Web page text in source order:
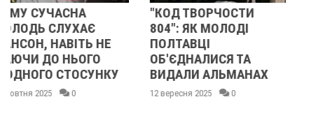
"КОД ТВОРЧОСТИ
804": ЯК МОЛОДІ
ПОЛТАВЦІ
ОБ'ЄДНАЛИСЯ ТА
ВИДАЛИ АЛЬМАНАХ
12 вересня 2025
ОБ’ЄДНАНІ БОЛЕМ І
ЛЮБОВ’Ю: ЯК ГО «СІМ’Ї
ЗАГИБЛИХ
ПОЛТАВЩИНИ»
ПЕРЕТВОРЮЄ ВТРАТУ
НА СИЛУ